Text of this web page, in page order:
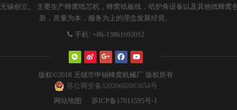
锡创立。 主要生产蜂窝纸芯机，蜂窝纸板线，纸护角设备以及其他纸蜂
新，质量为本，服务为上的理念发展经营。
 手机: +86-13861692012
版权©2018 无锡市申锡蜂窝机械厂 版权所有
苏公网安备32020602003654号
网站地图
苏ICP备17011595号-1